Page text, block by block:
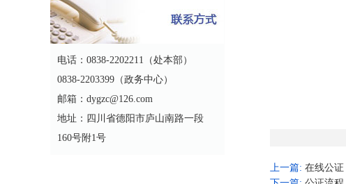
电话：0838-2202211（处本部）
0838-2203399（政务中心）
邮箱：dygzc@126.com
地址：四川省德阳市庐山南路一段
160号附1号
上一篇: 在线公证